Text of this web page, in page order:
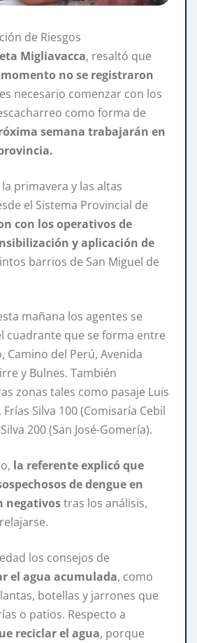
de Riesgos
Migliavacca, resaltó que
no se registraron
necesario comenzar con los
como forma de
semana trabajarán en
primavera y las altas
el Sistema Provincial de
con los operativos de
y aplicación de
barrios de San Miguel de
mañana los agentes se
cuadrante que se forma entre
Camino del Perú, Avenida
y Bulnes. También
zonas tales como pasaje Luis
Frías Silva 100 (Comisaría Cebil
200 (San José-Gomería).
la referente explicó que
de dengue en
negativostras los análisis,
los consejos de
el agua acumulada, como
botellas y jarrones que
o patios. Respecto a
reciclar el agua, porque